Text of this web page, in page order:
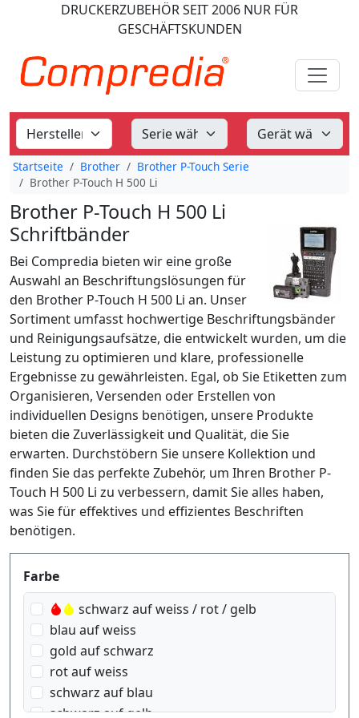
DRUCKERZUBEHÖRSEIT 2006 NUR FÜR
GESCHÄFTSKUNDEN
Startseite Brother
Brother P-Touch Serie
Brother P-Touch H 500 Li
Brother P-Touch H 500 Li
Schriftbänder
Bei Compredia bieten wir eine große
Auswahl an Beschriftungslösungen für
den Brother P-Touch H 500 Li an. Unser
Sortiment umfasst hochwertige Beschriftungsbänder
und Reinigungsaufsätze, die entwickelt wurden, um die
Leistung zu optimieren und klare, professionelle
Ergebnisse zu gewährleisten. Egal, ob Sie Etiketten zum
Organisieren, Versenden oder Erstellen von
individuellen Designs benötigen, unsere Produkte
bieten die Zuverlässigkeit und Qualität, die Sie
erwarten. Durchstöbern Sie unsere Kollektion und
finden Sie das perfekte Zubehör, um Ihren Brother P-
Touch H 500 Li zu verbessern, damit Sie alles haben,
was Sie für effektives und effizientes Beschriften
benötigen.
Produktfilter
Farbe
schwarz auf weiss / rot / gelb
blau auf weiss
gold auf schwarz
rot auf weiss
schwarz auf blau
schwarz auf gelb